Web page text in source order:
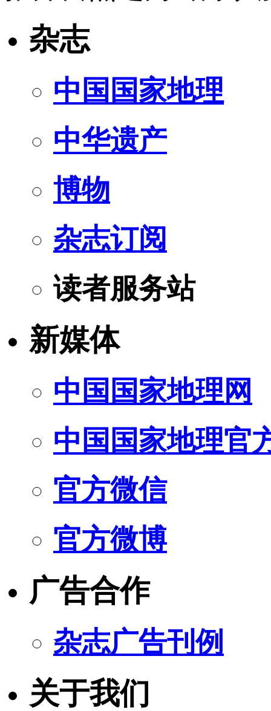
杂志
中国国家地理
中华遗产
博物
杂志订阅
读者服务站
新媒体
中国国家地理网
中国国家地理官
官方微信
官方微博
广告合作
杂志广告刊例
关于我们